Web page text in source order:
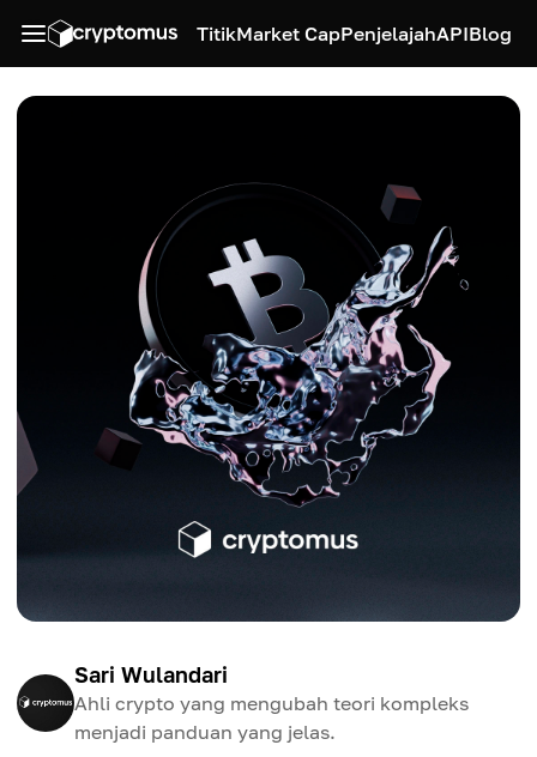
TitikMarket CapPenjelajahAPIBlog
Sari Wulandari
Ahli crypto yang mengubah teori kompleks
menjadi panduan yang jelas.